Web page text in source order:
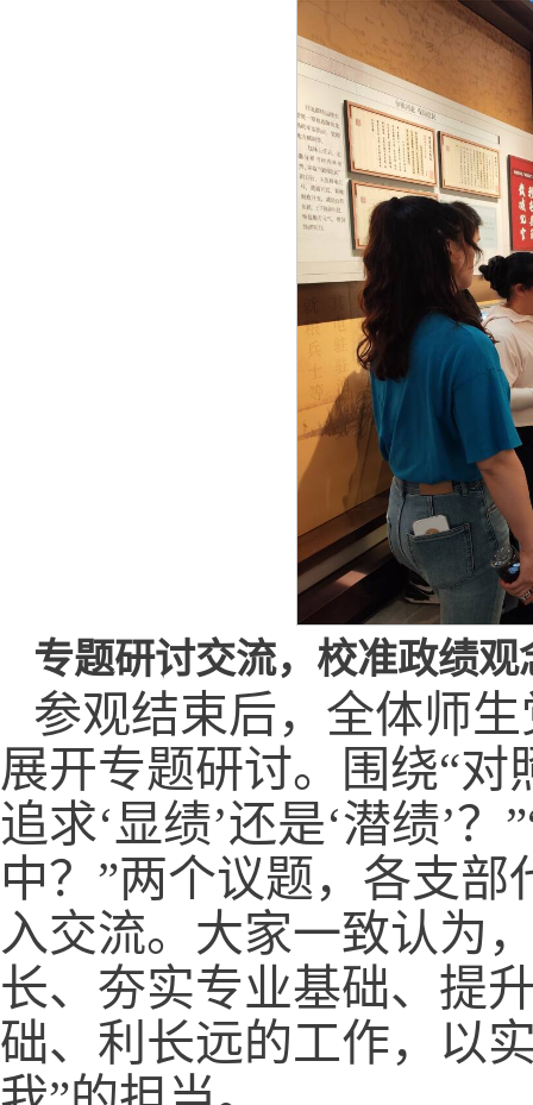
专题研讨交流，校准政绩观
参观结束后，全体师
展开专题研讨。围绕“对
追求‘显绩’还是‘潜绩’
中？”两个议题，各支
入交流。大家一致认为
长、夯实专业基础、提
础、利长远的工作，以